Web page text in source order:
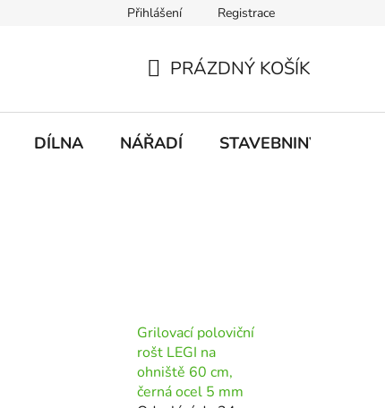
Doprava a platbaPřihlášení Registrace
KOŠÍK
PRÁZDNÝ KOŠÍK
DÍLNA NÁŘADÍ STAVEBNINY
Grilovací poloviční
rošt LEGI na
ohniště 60 cm,
černá ocel 5 mm